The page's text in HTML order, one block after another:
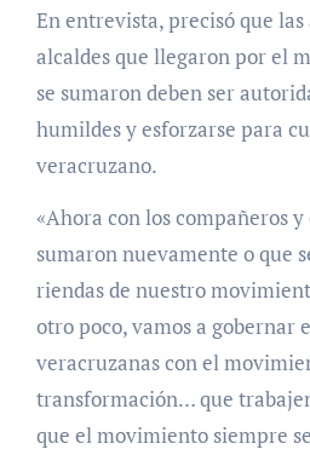
En entrevista, precisó que las
alcaldes que llegaron por el
se sumaron deben ser
humildes y esforzarse para
veracruzano.
«Ahora con los compañeros
sumaron nuevamente o que
riendas de nuestro
otro poco, vamos a gobernar
veracruzanas con el
transformación… que
que el movimiento siempre